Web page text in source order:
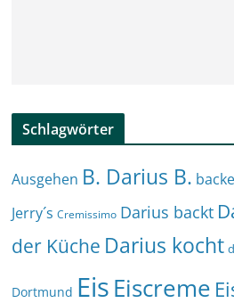
Schlagwörter
Ausgehen B. Darius B.
Jerry´s Cremissimo Darius backt
der Küche Darius kocht
Dortmund EisEiscreme